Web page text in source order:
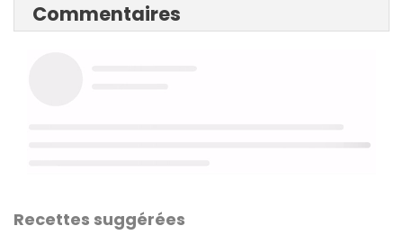
Commentaires
Recettes suggérées